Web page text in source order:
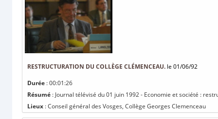
RESTRUCTURATION DU COLLÈGE CLÉMENCEAU. le 01/06/92
Durée : 00:01:26
Résumé : Journal télévisé du 01 juin 1992 - Economie et société :
Lieux : Conseil général des Vosges, Collège Georges Clemenceau